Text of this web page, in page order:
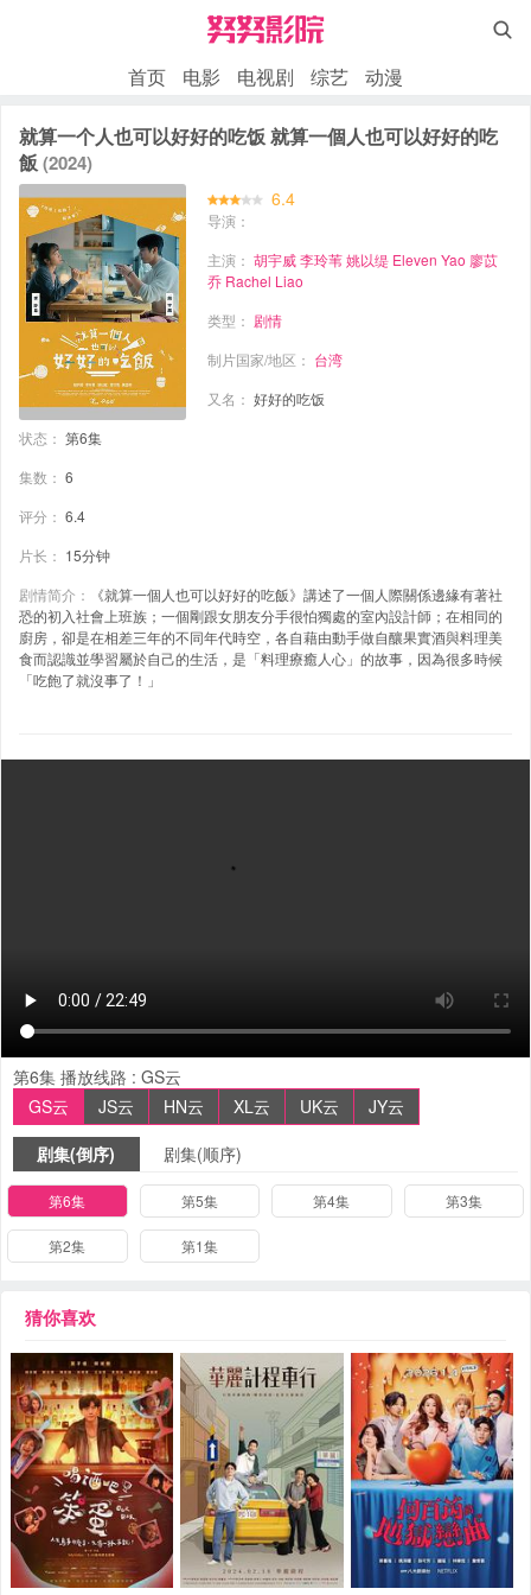

首页 电影 电视剧 综艺 动漫
就算一个人也可以好好的吃饭 就算一個人也可以好好的吃
飯 (2024)
6.4
导演：
主演：胡宇威 李玲苇 姚以缇 Eleven Yao 廖苡
乔 Rachel Liao
类型： 剧情
制片国家/地区： 台湾
又名：好好的吃饭
状态： 第6集
集数： 6
评分： 6.4
片长： 15分钟
剧情简介：
《就算一個人也可以好好的吃飯》講述了一個人際關係邊緣有著社
恐的初入社會上班族；一個剛跟女朋友分手很怕獨處的室內設計師；在相同的
廚房，卻是在相差三年的不同年代時空，各自藉由動手做自釀果實酒與料理美
食而認識並學習屬於自己的生活，是「料理療癒人心」的故事，因為很多時候
「吃飽了就沒事了！」
第6集 播放线路 : GS云
GS云
JS云 HN云 XL云 UK云
JY云
剧集(倒序)
剧集(顺序)
第6集 第5集 第4集 第3集
第2集 第1集
猜你喜欢